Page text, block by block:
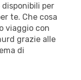
per
te. Che cosa
viaggio con
grazie alle
di